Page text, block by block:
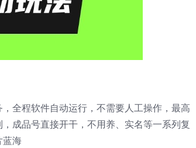
全程软件自动运行，不需要人工操作，最高
成品号直接开干，不用养、实名等一系列复
蓝海